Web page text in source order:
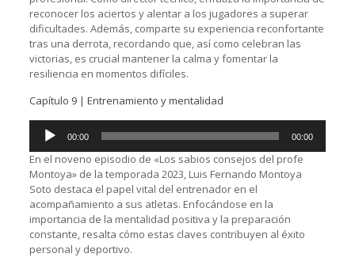
reconocer los aciertos y alentar a los jugadores a superar
dificultades. Además, comparte su experiencia reconfortante
tras una derrota, recordando que, así como celebran las
victorias, es crucial mantener la calma y fomentar la
resiliencia en momentos difíciles.
Capítulo 9 | Entrenamiento y mentalidad
Reproductor
audio
00:00 00:00
En el noveno episodio de «Los sabios consejos del profe
Montoya» de la temporada 2023, Luis Fernando Montoya
Soto destaca el papel vital del entrenador en el
acompañamiento a sus atletas. Enfocándose en la
importancia de la mentalidad positiva y la preparación
constante, resalta cómo estas claves contribuyen al éxito
personal y deportivo.